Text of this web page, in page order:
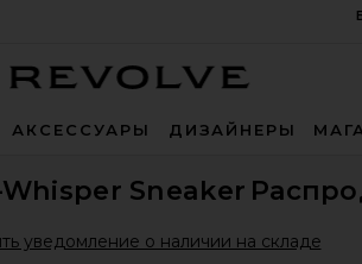
АКСЕССУАРЫ ДИЗАЙНЕРЫ
Whisper Sneaker
уведомление о наличии на складе